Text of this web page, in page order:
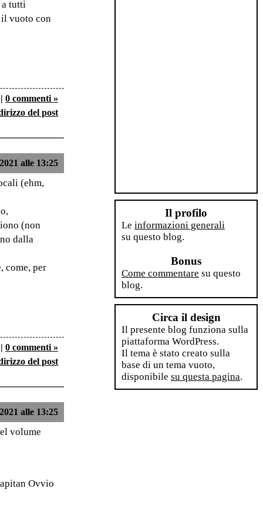
a tutti
il vuoto con
| 0 commenti »
del post
alle 13:25
(ehm,
(non
dalla
come, per
| 0 commenti »
del post
alle 13:25
volume
Ovvio
Il profilo
Le informazioni generali
su questo blog.
Bonus
Come commentare su questo
blog.
Circa il design
Il presente blog funziona sulla
piattaforma WordPress.
Il tema è stato creato sulla
base di un tema vuoto,
disponibile su questa pagina.